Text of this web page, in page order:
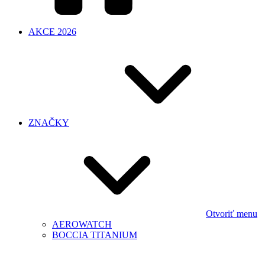
AKCE 2026
ZNAČKY
Otvoriť menu
AEROWATCH
BOCCIA TITANIUM